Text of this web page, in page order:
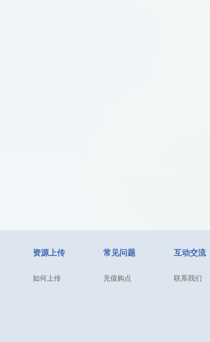
资源上传
如何上传
常见问题
充值购点
互动交流
联系我们